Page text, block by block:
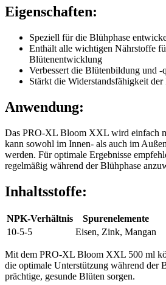
Eigenschaften:
Speziell für die Blühphase
Enthält alle wichtigen Nährstoffe
Blütenentwicklung
Verbessert die Blütenbildung und -
Stärkt die Widerstandsfähigkeit der
Anwendung:
Das PRO-XL Bloom XXL wird einfach
kann sowohl im Innen- als auch im
werden. Für optimale Ergebnisse
regelmäßig während der Blühphase
Inhaltsstoffe:
NPK-Verhältnis
Spurenelemente
10-5-5
Eisen, Zink, Mangan
Mit dem PRO-XL Bloom XXL 500 ml
die optimale Unterstützung während der
prächtige, gesunde Blüten sorgen.